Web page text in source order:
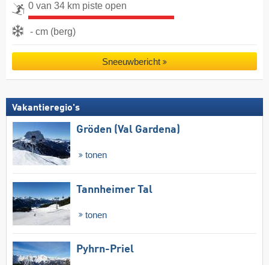
0 van 34 km piste open
- cm (berg)
Sneeuwbericht
Vakantieregio's
Gröden (Val Gardena)
tonen
Tannheimer Tal
tonen
Pyhrn-Priel